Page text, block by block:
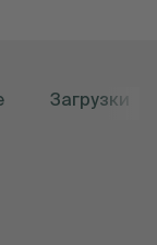
Загрузки